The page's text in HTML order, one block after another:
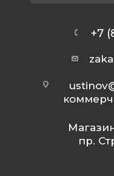
+7
пр.